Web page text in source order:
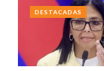
DESTACADAS